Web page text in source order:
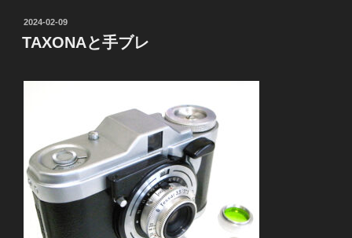
投
稿
日:
2024-02-09
TAXONAと手ブレ